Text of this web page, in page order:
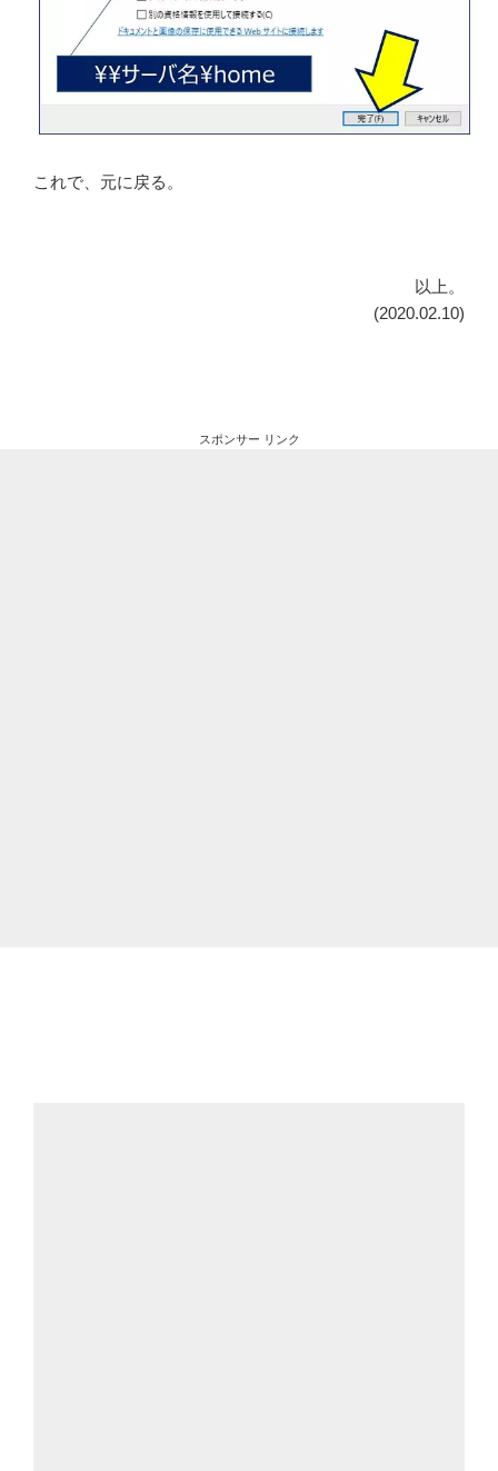
これで、元に戻る。
以上。
(2020.02.10)
スポンサー リンク